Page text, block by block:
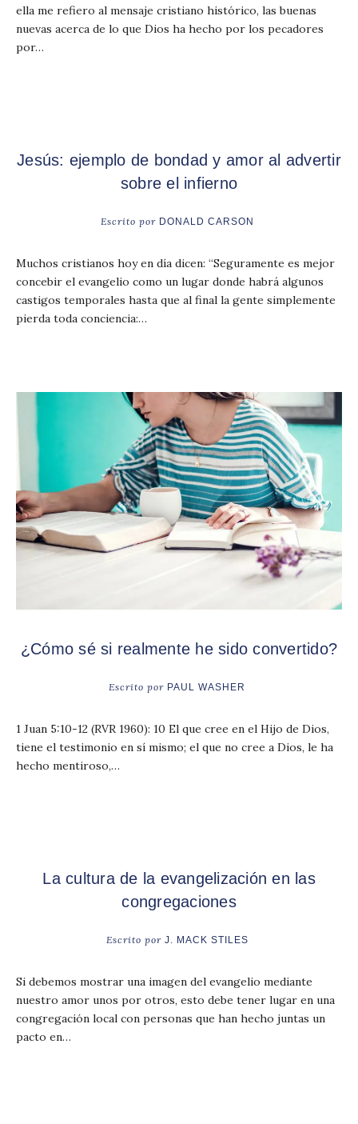
ella me refiero al mensaje cristiano histórico, las buenas
nuevas acerca de lo que Dios ha hecho por los pecadores
por…
Jesús: ejemplo de bondad y amor al advertir
sobre el infierno
Escrito por DONALD CARSON
Muchos cristianos hoy en día dicen: “Seguramente es mejor
concebir el evangelio como un lugar donde habrá algunos
castigos temporales hasta que al final la gente simplemente
pierda toda conciencia:…
¿Cómo sé si realmente he sido convertido?
Escrito por PAUL WASHER
1 Juan 5:10-12 (RVR 1960): 10 El que cree en el Hijo de Dios,
tiene el testimonio en sí mismo; el que no cree a Dios, le ha
hecho mentiroso,…
La cultura de la evangelización en las
congregaciones
Escrito por J. MACK STILES
Si debemos mostrar una imagen del evangelio mediante
nuestro amor unos por otros, esto debe tener lugar en una
congregación local con personas que han hecho juntas un
pacto en…